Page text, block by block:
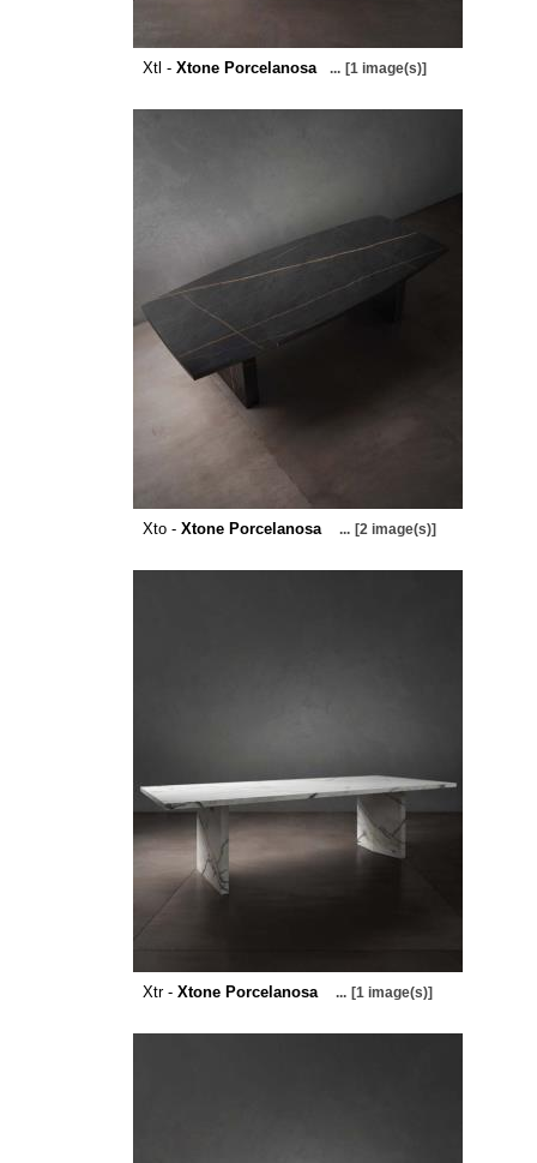
Xtl - Xtone Porcelanosa ... [1 image(s)]
Xto - Xtone Porcelanosa ... [2 image(s)]
Xtr - Xtone Porcelanosa ... [1 image(s)]